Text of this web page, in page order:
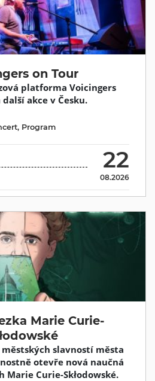
on Tour
platforma Voicingers
akce v Česku.
22
08.2026
, Program
Marie Curie-
slavností města
otevře nová naučná
Marie Curie-Skłodowské.